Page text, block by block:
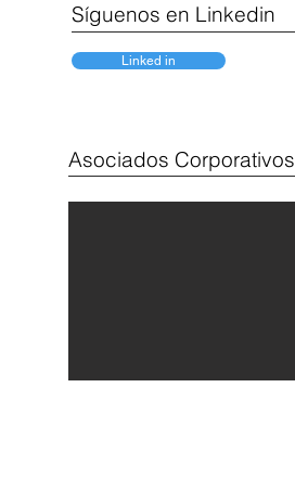
Síguenos en Linkedin
Linked in
Asociados Corporativos